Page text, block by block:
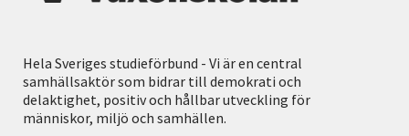
Hela Sveriges studieförbund - Vi är en central
samhällsaktör som bidrar till demokrati och
delaktighet, positiv och hållbar utveckling för
människor, miljö och samhällen.